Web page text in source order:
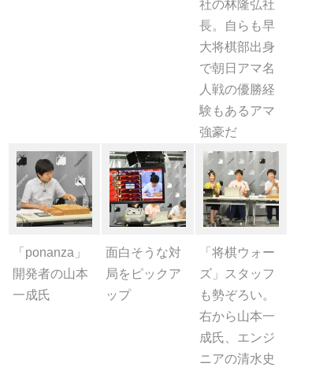
社の林隆弘社
長。自らも早
大将棋部出身
で朝日アマ名
人戦の優勝経
験もあるアマ
強豪だ
「ponanza」
開発者の山本
一成氏
面白そうな対
局をピックア
ップ
「将棋ウォー
ズ」スタッフ
も勢ぞろい。
右から山本一
成氏、エンジ
ニアの清水史